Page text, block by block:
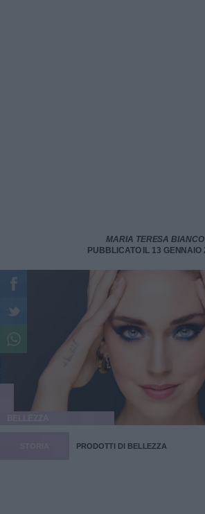
MARIA TERESA BIANCO
PUBBLICATO IL 13 GENNAIO
PRODOTTI DI BELLEZZA